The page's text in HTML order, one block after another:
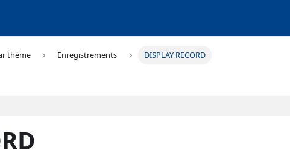
thème Enregistrements DISPLAY RECORD